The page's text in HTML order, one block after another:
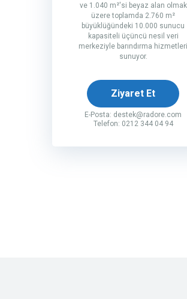
ve 1.040 m²'si beyaz alan olmak
üzere toplamda 2.760 m²
büyüklüğündeki 10.000 sunucu
kapasiteli üçüncü nesil veri
merkeziyle barındırma hizmetleri
sunuyor.
Ziyaret Et
E-Posta: destek@radore.com
Telefon: 0212 344 04 94